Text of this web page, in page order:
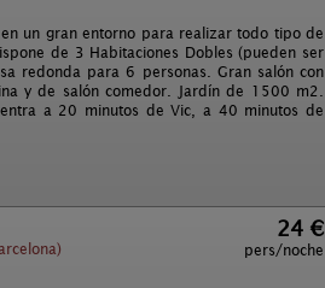
en un gran entorno para realizar todo tipo de
de 3 Habitaciones Dobles (pueden ser
redonda para 6 personas. Gran salón con
y de salón comedor. Jardín de 1500 m2.
a 20 minutos de Vic, a 40 minutos de
24 €
pers/noche